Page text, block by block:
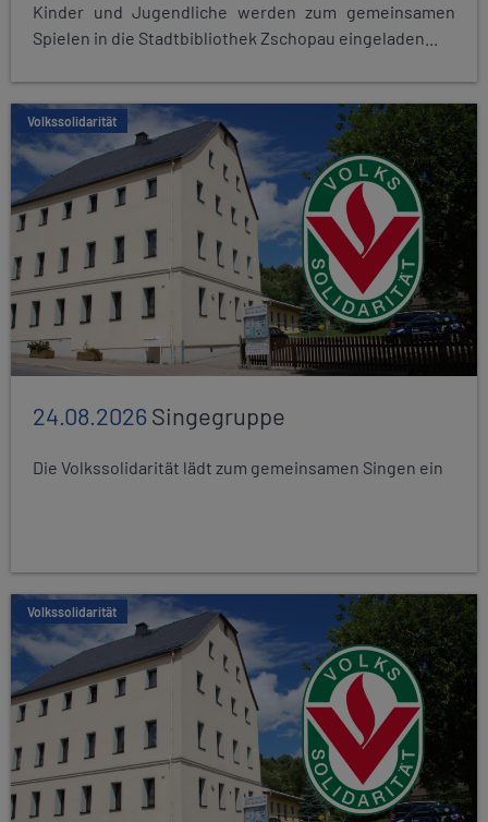
Kinder und Jugendliche werden zum gemeinsamen
Spielen in die Stadtbibliothek Zschopau eingeladen...
Volkssolidarität
24.08.2026Singegruppe
Die Volkssolidarität lädt zum gemeinsamen Singen ein
Volkssolidarität